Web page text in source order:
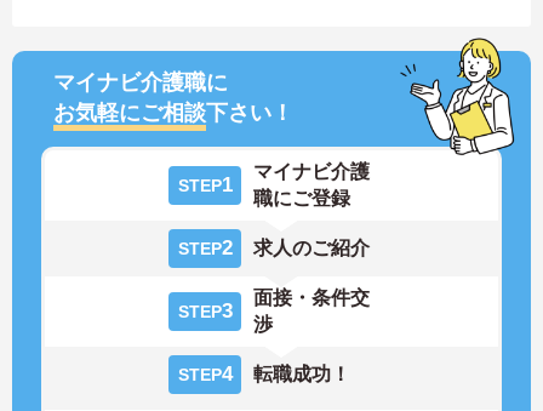
マイナビ介護職に
お気軽にご相談下さい！
STEP1
マイナビ介護
職にご登録
STEP2 求人のご紹介
STEP3
面接・条件交
渉
STEP4 転職成功！